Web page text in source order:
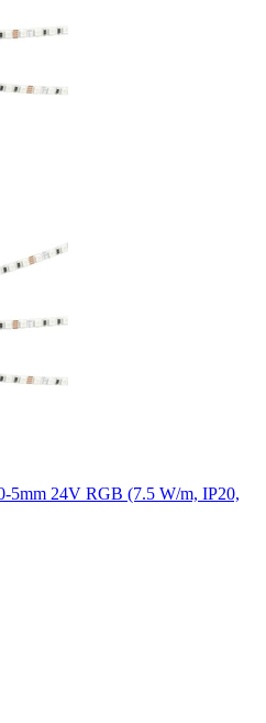
5mm 24V RGB (7.5 W/m, IP20,